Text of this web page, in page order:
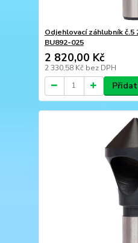
Odjehlovací záhlubník č.5
BU892-025
2 820,00 Kč
2 330,58 Kč bez DPH